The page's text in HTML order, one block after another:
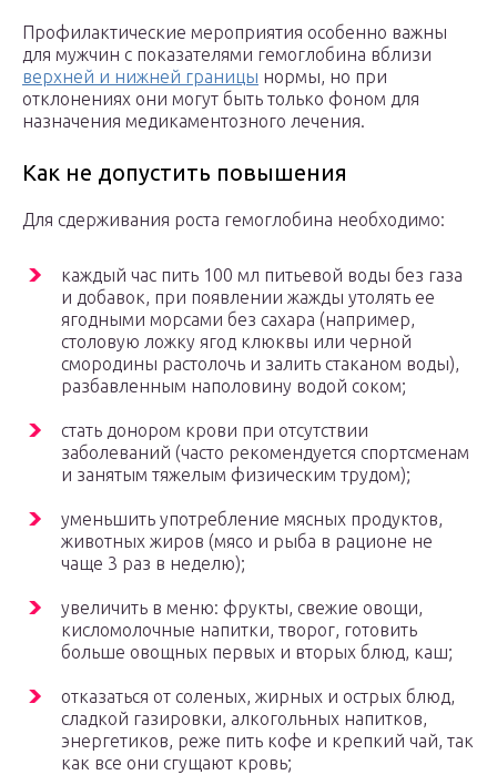
Профилактические мероприятия особенно важны
для мужчин с показателями гемоглобина вблизи
верхней и нижней границы нормы, но при
отклонениях они могут быть только фоном для
назначения медикаментозного лечения.
Как не допустить повышения
Для сдерживания роста гемоглобина необходимо:
каждый час пить 100 мл питьевой воды без газа
и добавок, при появлении жажды утолять ее
ягодными морсами без сахара (например,
столовую ложку ягод клюквы или черной
смородины растолочь и залить стаканом воды),
разбавленным наполовину водой соком;
стать донором крови при отсутствии
заболеваний (часто рекомендуется спортсменам
и занятым тяжелым физическим трудом);
уменьшить употребление мясных продуктов,
животных жиров (мясо и рыба в рационе не
чаще 3 раз в неделю);
увеличить в меню: фрукты, свежие овощи,
кисломолочные напитки, творог, готовить
больше овощных первых и вторых блюд, каш;
отказаться от соленых, жирных и острых блюд,
сладкой газировки, алкогольных напитков,
энергетиков, реже пить кофе и крепкий чай, так
как все они сгущают кровь;